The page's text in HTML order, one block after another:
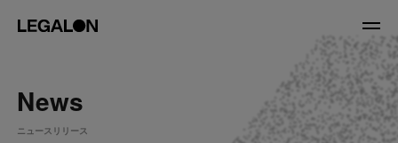
About
News
ニュースリリース